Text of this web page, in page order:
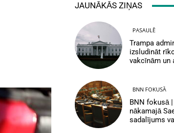
JAUNĀKĀS ZIŅAS
PASAULĒ
Trampa
izsludināt
vakcīnām un
BNN FOKUSĀ
BNN fokusā
nākamajā
sadalījums